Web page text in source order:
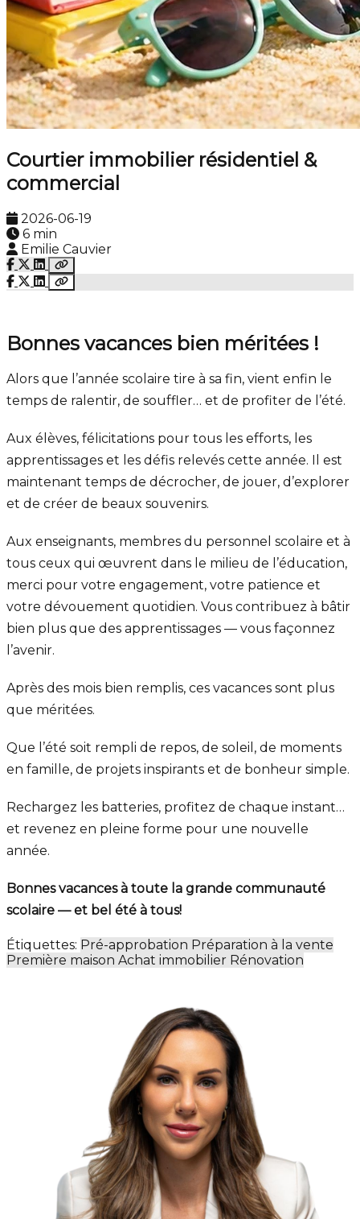
Courtier immobilier résidentiel &
commercial
2026-06-19
6 min
Emilie Cauvier
Bonnes vacances bien méritées !
Alors que l’année scolaire tire à sa fin, vient enfin le
temps de ralentir, de souffler… et de profiter de l’été.
Aux élèves, félicitations pour tous les efforts, les
apprentissages et les défis relevés cette année. Il est
maintenant temps de décrocher, de jouer, d’explorer
et de créer de beaux souvenirs.
Aux enseignants, membres du personnel scolaire et à
tous ceux qui œuvrent dans le milieu de l’éducation,
merci pour votre engagement, votre patience et
votre dévouement quotidien. Vous contribuez à bâtir
bien plus que des apprentissages — vous façonnez
l’avenir.
Après des mois bien remplis, ces vacances sont plus
que méritées.
Que l’été soit rempli de repos, de soleil, de moments
en famille, de projets inspirants et de bonheur simple.
Rechargez les batteries, profitez de chaque instant…
et revenez en pleine forme pour une nouvelle
année.
Bonnes vacances à toute la grande communauté
scolaire — et bel été à tous!
Étiquettes: Pré-approbation Préparation à la vente
Première maison Achat immobilier Rénovation